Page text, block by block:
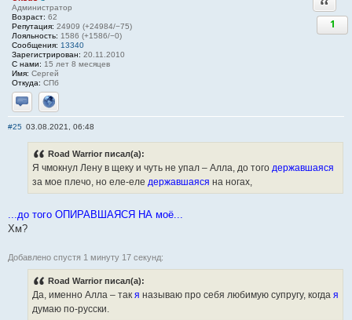
Администратор
Возраст: 62
Репутация: 24909 (+24984/−75)
Лояльность: 1586 (+1586/−0)
Сообщения: 13340
Зарегистрирован: 20.11.2010
С нами: 15 лет 8 месяцев
Имя: Сергей
Откуда: СПб
Отправить личное сообщение
Сайт
1
#25 03.08.2021, 06:48
Road Warrior писал(а):
Я чмокнул Лену в щеку и чуть не упал – Алла, до того державшаяся
за мое плечо, но еле-еле державшаяся на ногах,
...до того ОПИРАВШАЯСЯ НА моё...
Хм?
Добавлено спустя 1 минуту 17 секунд:
Road Warrior писал(а):
Да, именно Алла – так я называю про себя любимую супругу, когда я
думаю по-русски.